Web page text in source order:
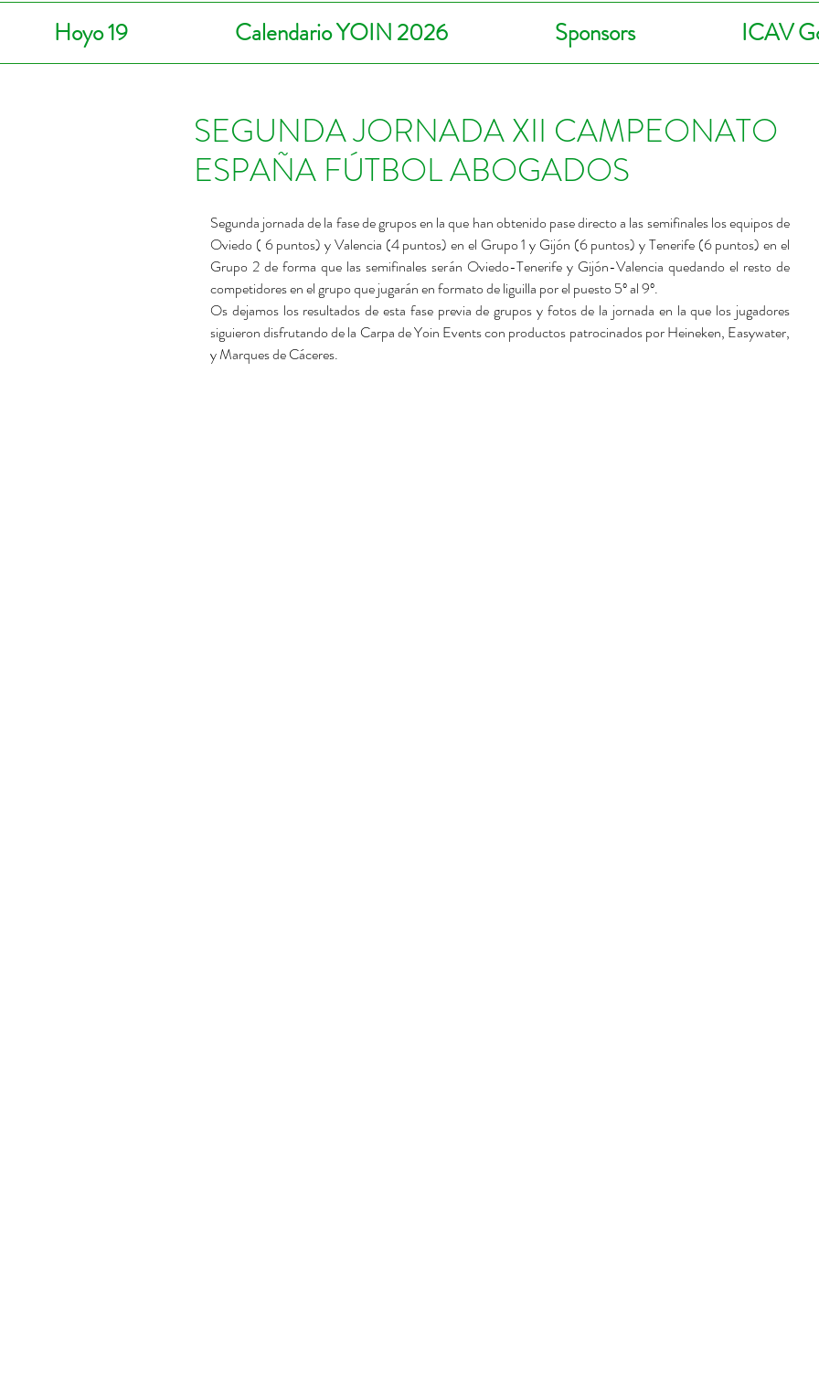
Hoyo 19 Calendario YOIN 2026 Sponsors ICAV
SEGUNDA JORNADA XII CAMPEONATO
ESPAÑA FÚTBOL ABOGADOS
Segunda jornada de la fase de grupos en la que han obtenido pase directo a las semifinales los equipos de
Oviedo ( 6 puntos) y Valencia (4 puntos) en el Grupo 1 y Gijón (6 puntos) y Tenerife (6 puntos) en el
Grupo 2 de forma que las semifinales serán Oviedo-Tenerife y Gijón-Valencia quedando el resto de
competidores en el grupo que jugarán en formato de liguilla por el puesto 5º al 9º.
Os dejamos los resultados de esta fase previa de grupos y fotos de la jornada en la que los jugadores
siguieron disfrutando de la Carpa de Yoin Events con productos patrocinados por Heineken, Easywater,
y Marques de Cáceres.